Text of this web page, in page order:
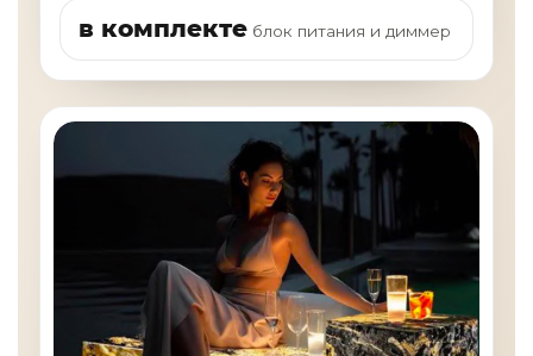
в комплекте блок питания и диммер